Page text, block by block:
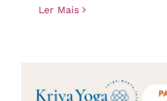
Ler Mais